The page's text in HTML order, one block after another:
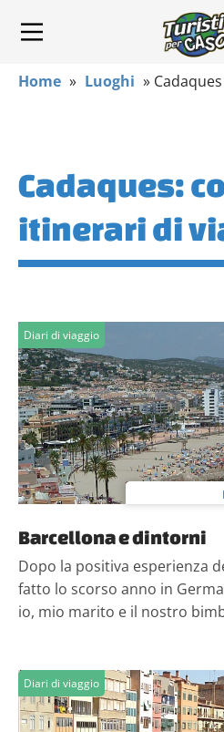
Home » Luoghi » Cadaques
Cadaques:
itinerari di
Diari di viaggio
Barcellona e dintorni
Dopo la positiva esperienza
fatto lo scorso anno in
io, mio marito e il nostro
Diari di viaggio